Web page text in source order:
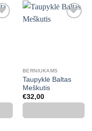
BERNIUKAMS
Taupyklė Baltas
Meškutis
€32,00